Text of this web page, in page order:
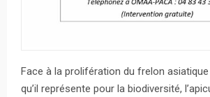
Face à la prolifération du frelon
qu’il représente pour la biodiversité,